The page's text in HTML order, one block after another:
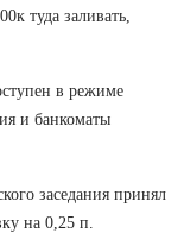
туда заливать,
в режиме
и банкоматы
заседания принял
на 0,25 п.